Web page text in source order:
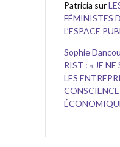
Patricia sur
FÉMINISTES
L’ESPACE
Sophie
RIST : « JE NE
LES